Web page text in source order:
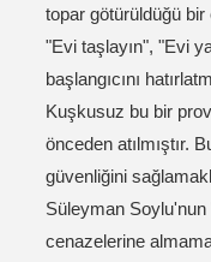
topar götürüldüğü bir
"Evi taşlayın", "Evi
başlangıcını
Kuşkusuz bu bir
önceden atılmıştır.
güvenliğini
Süleyman
cenazelerine